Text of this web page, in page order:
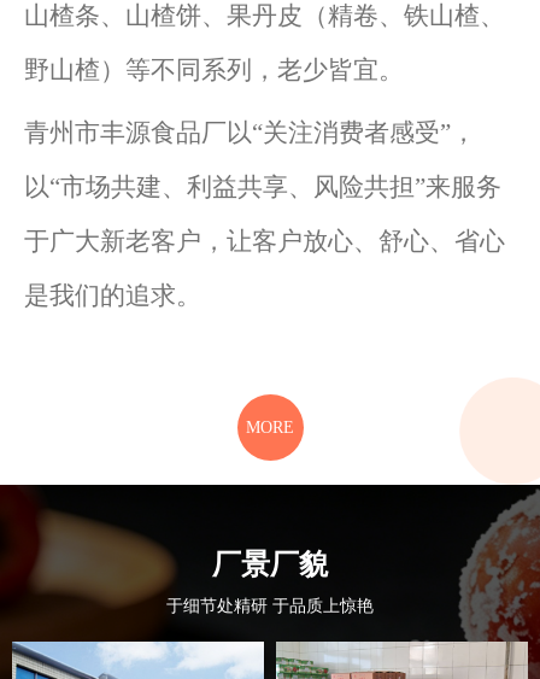
山楂条、山楂饼、果丹皮（精卷、铁山楂、
野山楂）等不同系列，老少皆宜。
青州市丰源食品厂以“关注消费者感受”，
以“市场共建、利益共享、风险共担”来服务
于广大新老客户，让客户放心、舒心、省心
是我们的追求。
MORE
厂景厂貌
于细节处精研 于品质上惊艳